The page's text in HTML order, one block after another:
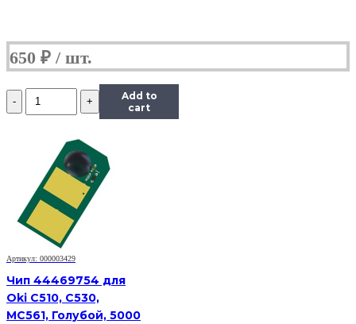
650 ₽
Количество
Чип
картриджу
5019/5021/5022/5024
(013R00670),
Drum,
80K
Add to
cart
Артикул: 000003429
Чип 44469754 для
Oki C510, C530,
MC561, Голубой, 5000